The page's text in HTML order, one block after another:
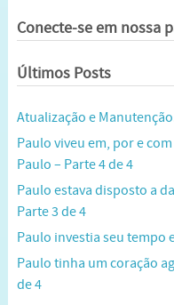
Conecte-se em nossa
Últimos Posts
Atualização e
Paulo viveu em, por e
Paulo – Parte 4 de 4
Paulo estava disposto a
Parte 3 de 4
Paulo investia seu tempo
Paulo tinha um coração
de 4